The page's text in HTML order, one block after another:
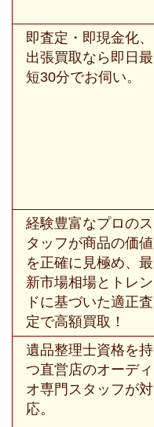
即査定・即現金化、
出張買取なら即日最
短30分でお伺い。
経験豊富なプロのス
タッフが商品の価値
を正確に見極め、最
新市場相場とトレン
ドに基づいた適正査
定で高額買取！
遺品整理士資格を持
つ直営店のオーディ
オ専門スタッフが対
応。